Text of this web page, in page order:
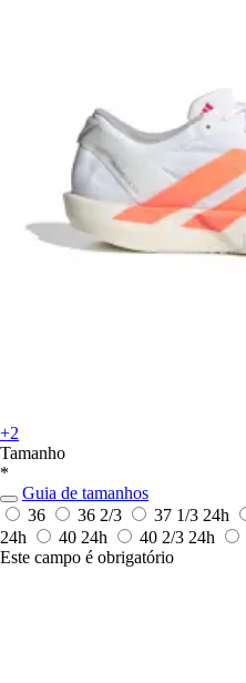
+2
Tamanho
*
Guia de tamanhos
36
36 2/3 37 1/3 24h
24h
40 24h 40 2/3 24h
Este campo é obrigatório